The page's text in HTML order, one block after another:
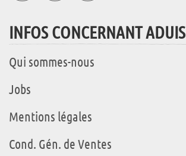
INFOS CONCERNANT ADUIS
Qui sommes-nous
Jobs
Mentions légales
Cond. Gén. de Ventes